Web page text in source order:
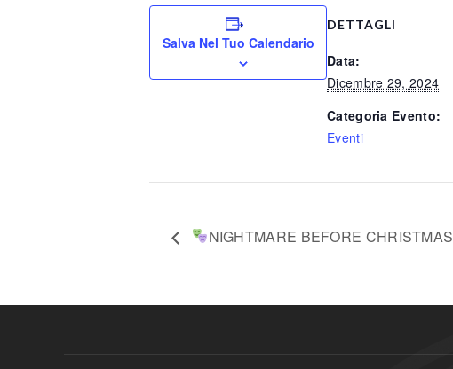
Salva Nel Tuo Calendario
DETTAGLI
Data:
Dicembre 29, 2024
Categoria Evento:
Eventi
NIGHTMARE BEFORE CHRISTMAS